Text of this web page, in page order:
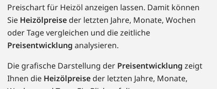
Preischart für Heizöl anzeigen lassen. Damit können
Sie Heizölpreise der letzten Jahre, Monate, Wochen
oder Tage vergleichen und die zeitliche
Preisentwicklung analysieren.
Die grafische Darstellung der Preisentwicklung zeigt
Ihnen die Heizölpreise der letzten Jahre, Monate,